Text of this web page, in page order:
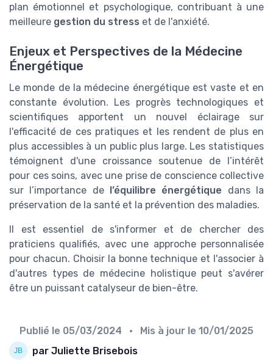
plan émotionnel et psychologique, contribuant à une
meilleure gestion du stress et de l'anxiété.
Enjeux et Perspectives de la Médecine
Énergétique
Le monde de la médecine énergétique est vaste et en
constante évolution. Les progrès technologiques et
scientifiques apportent un nouvel éclairage sur
l'efficacité de ces pratiques et les rendent de plus en
plus accessibles à un public plus large. Les statistiques
témoignent d'une croissance soutenue de l’intérêt
pour ces soins, avec une prise de conscience collective
sur l’importance de l’équilibre énergétique dans la
préservation de la santé et la prévention des maladies.
Il est essentiel de s'informer et de chercher des
praticiens qualifiés, avec une approche personnalisée
pour chacun. Choisir la bonne technique et l'associer à
d'autres types de médecine holistique peut s'avérer
être un puissant catalyseur de bien-être.
Publié le 05/03/2024 • Mis à jour le 10/01/2025
par Juliette Brisebois